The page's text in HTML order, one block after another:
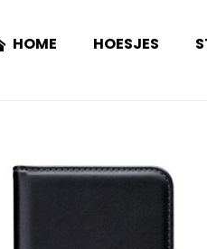
HOME HOESJES